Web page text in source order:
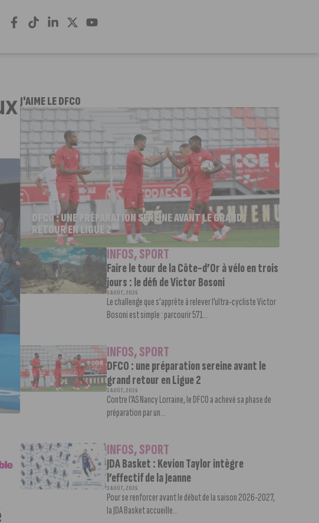
J'AIME LE DFCO
DFCO : UNE PRÉPARATION SEREINE AVANT LE GRAND
RETOUR EN LIGUE 2
INFOS,SPORT
Faire le tour de la Côte-d’Or à vélo en trois
jours : le défi de Victor Bosoni
5 AOÛT, 2026
Le challenge que s’apprête à relever l’ultra-cycliste Victor
Bosoni est simple : parcourir 571...
INFOS,SPORT
DFCO : une préparation sereine avant le
grand retour en Ligue 2
3 AOÛT, 2026
Contre l’AS Nancy Lorraine, le DFCO a achevé sa phase de
préparation par un...
INFOS,SPORT
JDA Basket : Kevion Taylor intègre
l’effectif de la Jeanne
3 AOÛT, 2026
Pour se renforcer avant le début de la saison 2026-2027,
la JDA Basket accueille...